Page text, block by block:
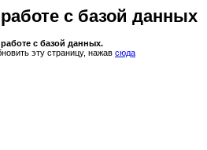
с базой данных
с базой данных.
эту страницу, нажав сюда